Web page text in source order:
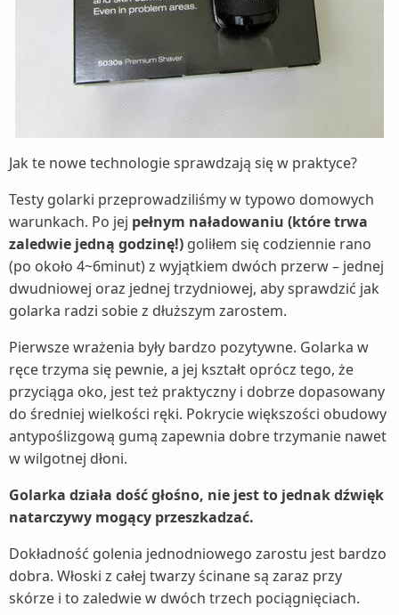
Jak te nowe technologie sprawdzają się w praktyce?
Testy golarki przeprowadziliśmy w typowo domowych
warunkach. Po jej pełnym naładowaniu (które trwa
zaledwie jedną godzinę!) goliłem się codziennie rano
(po około 4~6minut) z wyjątkiem dwóch przerw – jednej
dwudniowej oraz jednej trzydniowej, aby sprawdzić jak
golarka radzi sobie z dłuższym zarostem.
Pierwsze wrażenia były bardzo pozytywne. Golarka w
ręce trzyma się pewnie, a jej kształt oprócz tego, że
przyciąga oko, jest też praktyczny i dobrze dopasowany
do średniej wielkości ręki. Pokrycie większości obudowy
antypoślizgową gumą zapewnia dobre trzymanie nawet
w wilgotnej dłoni.
Golarka działa dość głośno, nie jest to jednak dźwięk
natarczywy mogący przeszkadzać.
Dokładność golenia jednodniowego zarostu jest bardzo
dobra. Włoski z całej twarzy ścinane są zaraz przy
skórze i to zaledwie w dwóch trzech pociągnięciach.